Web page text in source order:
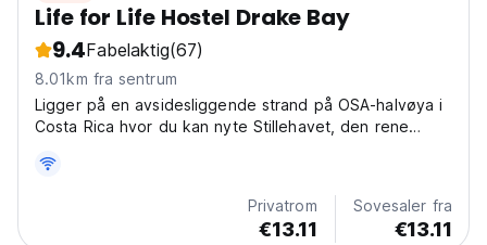
Life for Life Hostel Drake Bay
9.4Fabelaktig(67)
8.01km fra sentrum
Ligger på en avsidesliggende strand på OSA-halvøya i
Costa Rica hvor du kan nyte Stillehavet, den rene
For Life Hostel er hjemmet til Life For Life Sea Turtle
and Marine Conservation Project. Det er et...
Privatrom
€13.11
Sovesaler fra
€13.11